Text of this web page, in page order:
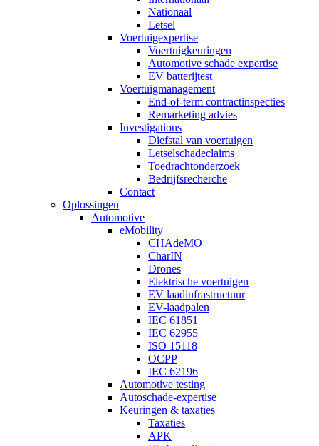
Nationaal
Letsel
Voertuigexpertise
Voertuigkeuringen
Automotive schade expertise
EV batterijtest
Voertuigmanagement
End-of-term contractinspecties
Remarketing advies
Investigations
Diefstal van voertuigen
Letselschadeclaims
Toedrachtonderzoek
Bedrijfsrecherche
Contact
Oplossingen
Automotive
eMobility
CHAdeMO
CharIN
Drones
Elektrische voertuigen
EV laadinfrastructuur
EV-laadpalen
IEC 61851
IEC 62955
ISO 15118
OCPP
IEC 62196
Automotive testing
Autoschade-expertise
Keuringen & taxaties
Taxaties
APK